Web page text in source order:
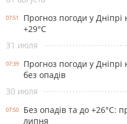
07:51
Прогноз погоди у
+29°С
31 июля
07:39
Прогноз погоди у
без опадів
30 июля
07:50
Без опадів та до +26°С:
липня